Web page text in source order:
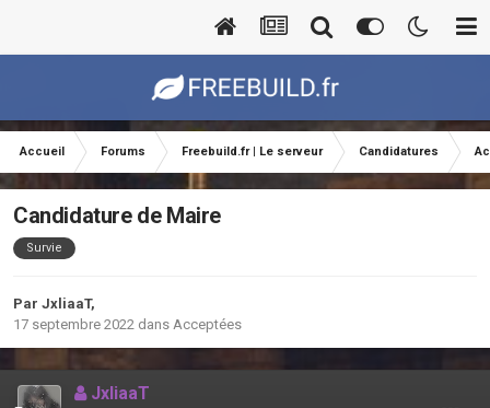
Accueil Forums Freebuild.fr | Le serveur Candidatures
Candidature de Maire
Survie
Par JxliaaT,
17 septembre 2022 dans Acceptées
JxliaaT